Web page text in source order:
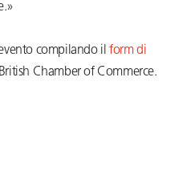
compilando ilform di
Chamber of Commerce.